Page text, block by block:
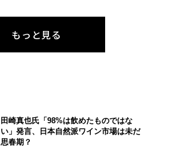
もっと見る
田崎真也氏「98%は飲めたものではな
い」発言、日本自然派ワイン市場は未だ
思春期？